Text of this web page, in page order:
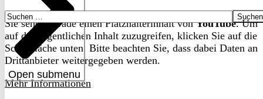
Open submenu
Suchen
nach:
Sie sehen gerade einen Platzhalterinhalt vonYouTube. Um
auf den eigentlichen Inhalt zuzugreifen, klicken Sie auf die
Schaltfläche unten. Bitte beachten Sie, dass dabei Daten an
Drittanbieter weitergegeben werden.
Mehr Informationen